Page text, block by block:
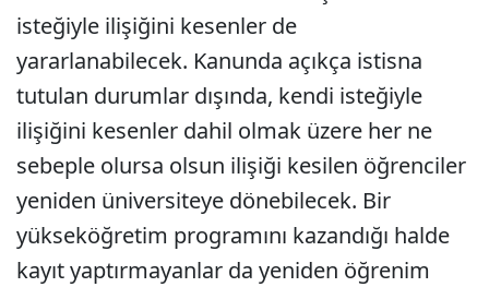
isteğiyle ilişiğini kesenler de
yararlanabilecek. Kanunda açıkça istisna
tutulan durumlar dışında, kendi isteğiyle
ilişiğini kesenler dahil olmak üzere her ne
sebeple olursa olsun ilişiği kesilen öğrenciler
yeniden üniversiteye dönebilecek. Bir
yükseköğretim programını kazandığı halde
kayıt yaptırmayanlar da yeniden öğrenim